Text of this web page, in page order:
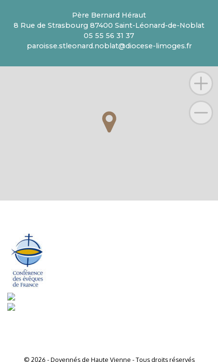
Père Bernard Héraut
8 Rue de Strasbourg 87400 Saint-Léonard-de-Noblat
05 55 56 31 37
paroisse.stleonard.noblat@diocese-limoges.fr
© 2026 - Doyennés de Haute Vienne - Tous droits réservés